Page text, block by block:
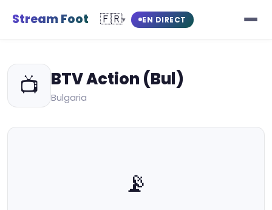
Stream Foot 🇫🇷▾ EN DIRECT
📺 BTV Action (Bul)
Bulgaria
📡